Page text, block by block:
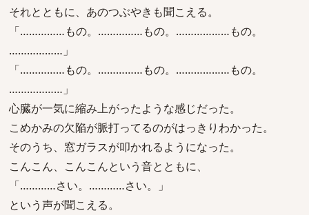
それとともに、あのつぶやきも聞こえる。
「……………もの。……………もの。………………もの。
………………」
「……………もの。……………もの。………………もの。
………………」
心臓が一気に縮み上がったような感じだった。
こめかみの欠陥が脈打ってるのがはっきりわかった。
そのうち、窓ガラスが叩かれるようになった。
こんこん、こんこんという音とともに、
「…………さい。…………さい。」
という声が聞こえる。